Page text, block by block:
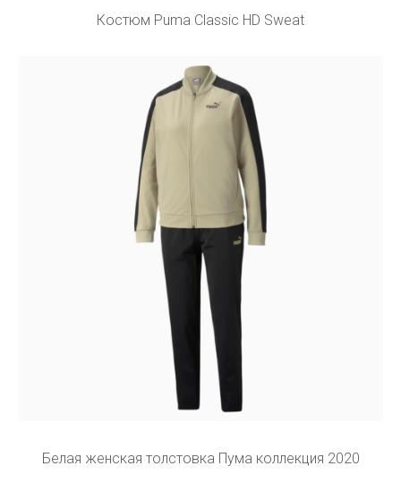
Костюм Puma Classic HD Sweat
Белая женская толстовка Пума коллекция 2020